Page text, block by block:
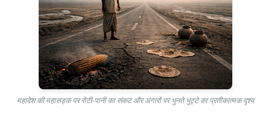
महादेश की महासड़क पर रोटी-पानी का संकट और अंगारों पर भुनते भुट्टे का प्रतीकात्मक दृश्य